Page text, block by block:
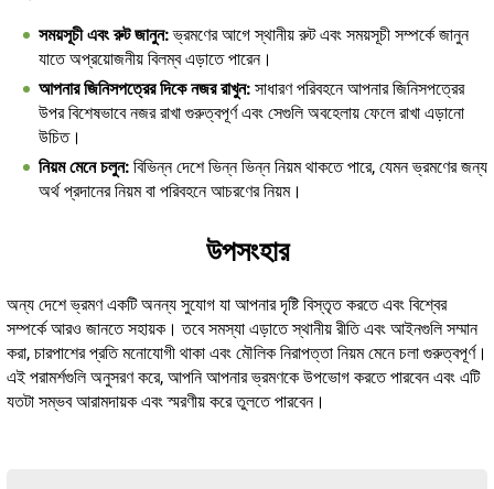
সময়সূচী এবং রুট জানুন:ভ্রমণের আগে স্থানীয় রুট এবং সময়সূচী সম্পর্কে জানুন
যাতে অপ্রয়োজনীয় বিলম্ব এড়াতে পারেন।
আপনার জিনিসপত্রের দিকে নজর রাখুন: সাধারণ পরিবহনে আপনার জিনিসপত্রের
উপর বিশেষভাবে নজর রাখা গুরুত্বপূর্ণ এবং সেগুলি অবহেলায় ফেলে রাখা এড়ানো
উচিত।
নিয়ম মেনে চলুন: বিভিন্ন দেশে ভিন্ন ভিন্ন নিয়ম থাকতে পারে, যেমন ভ্রমণের জন্য
অর্থ প্রদানের নিয়ম বা পরিবহনে আচরণের নিয়ম।
উপসংহার
অন্য দেশে ভ্রমণ একটি অনন্য সুযোগ যা আপনার দৃষ্টি বিস্তৃত করতে এবং বিশ্বের
সম্পর্কে আরও জানতে সহায়ক। তবে সমস্যা এড়াতে স্থানীয় রীতি এবং আইনগুলি সম্মান
করা, চারপাশের প্রতি মনোযোগী থাকা এবং মৌলিক নিরাপত্তা নিয়ম মেনে চলা গুরুত্বপূর্ণ।
এই পরামর্শগুলি অনুসরণ করে, আপনি আপনার ভ্রমণকে উপভোগ করতে পারবেন এবং এটি
যতটা সম্ভব আরামদায়ক এবং স্মরণীয় করে তুলতে পারবেন।